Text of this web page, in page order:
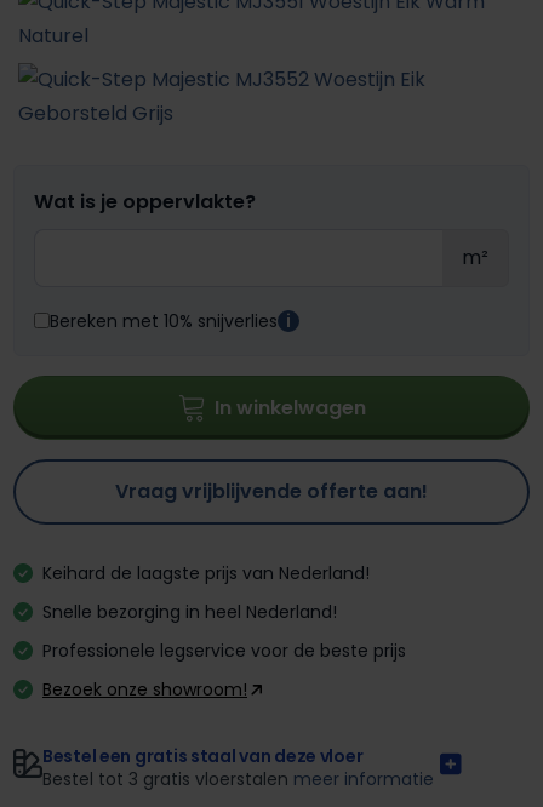
Wat is je oppervlakte?
m²
Bereken met 10% snijverlies i
In winkelwagen
Vraag vrijblijvende offerte aan!
Keihard de laagste prijs van Nederland!
Snelle bezorging in heel Nederland!
Professionele legservice voor de beste prijs
Bezoek onze showroom!
Bestel een gratis staal van deze vloer
Bestel tot 3 gratis vloerstalen meer informatie